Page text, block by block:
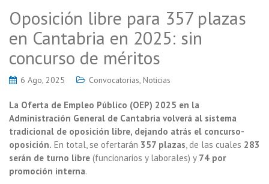
Oposición libre para 357 plazas
en Cantabria en 2025: sin
concurso de méritos
6 Ago, 2025 Convocatorias, Noticias
La Oferta de Empleo Público (OEP) 2025 en la
Administración General de Cantabria volverá al sistema
tradicional de oposición libre, dejando atrás el concurso-
oposición. En total, se ofertarán 357 plazas, de las cuales 283
serán de turno libre (funcionarios y laborales) y 74 por
promoción interna.